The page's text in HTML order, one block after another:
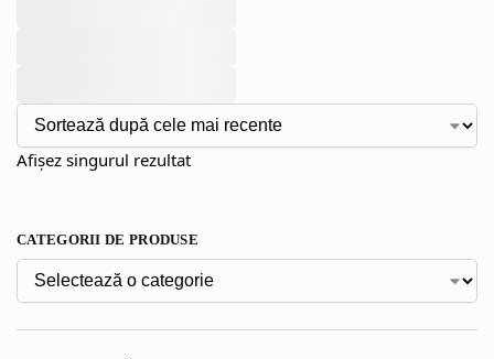
Afișez singurul rezultat
CATEGORII DE PRODUSE